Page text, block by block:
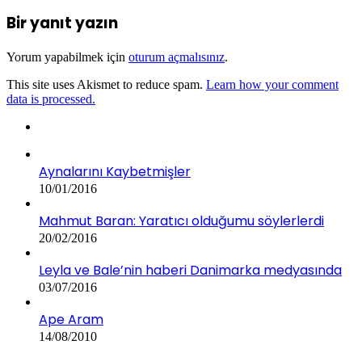
Bir yanıt yazın
Yorum yapabilmek için oturum açmalısınız.
This site uses Akismet to reduce spam. Learn how your comment
data is processed.
Aynalarını Kaybetmişler
10/01/2016
Mahmut Baran: Yaratıcı olduğumu söylerlerdi
20/02/2016
Leyla ve Bale’nin haberi Danimarka medyasında
03/07/2016
Ape Aram
14/08/2010